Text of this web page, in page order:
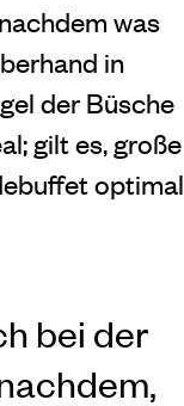
was
in
der Büsche
gilt es, große
optimal
bei der